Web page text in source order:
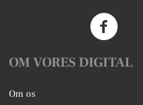
OM VORES DIGITAL
Om os